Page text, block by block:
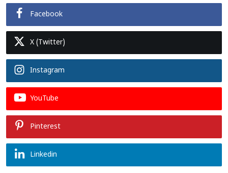
Facebook
X (Twitter)
Instagram
YouTube
Pinterest
Linkedin